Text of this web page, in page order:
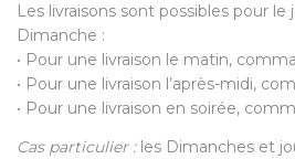
Les livraisons sont possibles pour
Dimanche :
• Pour une livraison le matin,
• Pour une livraison l’après-midi,
• Pour une livraison en soirée,
Cas particulier :les Dimanches et